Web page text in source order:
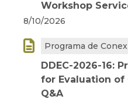
Workshop
8/10/2026
 Programa de
DDEC-2026-16:
for Evaluation of
Q&A